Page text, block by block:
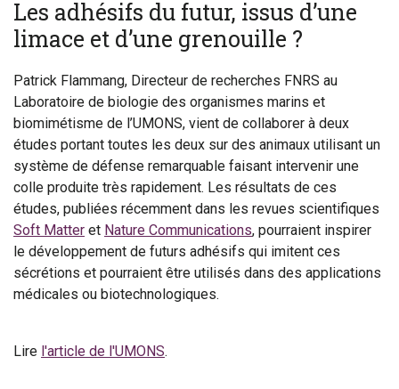
Les adhésifs du futur, issus d’une
limace et d’une grenouille ?
Patrick Flammang, Directeur de recherches FNRS au
Laboratoire de biologie des organismes marins et
biomimétisme de l’UMONS, vient de collaborer à deux
études portant toutes les deux sur des animaux utilisant un
système de défense remarquable faisant intervenir une
colle produite très rapidement. Les résultats de ces
études, publiées récemment dans les revues scientifiques
Soft Matter et Nature Communications, pourraient inspirer
le développement de futurs adhésifs qui imitent ces
sécrétions et pourraient être utilisés dans des applications
médicales ou biotechnologiques.
Lire l'article de l'UMONS.